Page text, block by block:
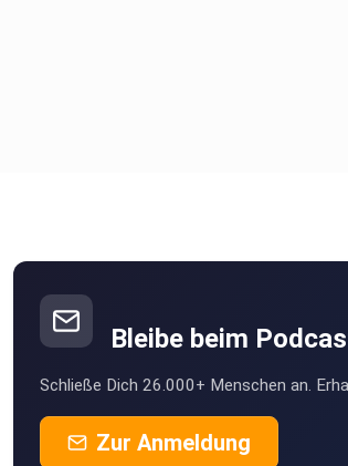
Bleibe beim
Schließe Dich 26.000+ Menschen an.
Zur Anmeldung